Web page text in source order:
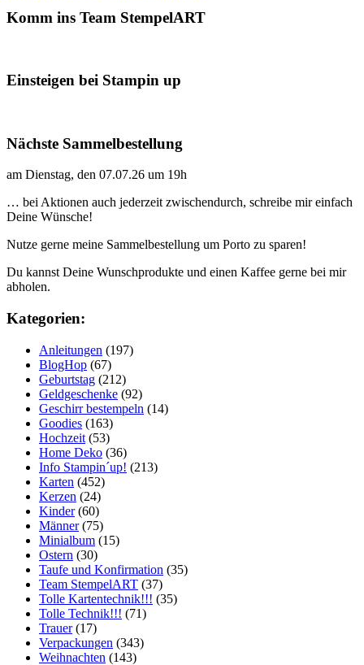
Komm ins Team StempelART
Einsteigen bei Stampin up
Nächste Sammelbestellung
am Dienstag, den 07.07.26 um 19h
… bei Aktionen auch jederzeit zwischendurch, schreibe mir einfach
Deine Wünsche!
Nutze gerne meine Sammelbestellung um Porto zu sparen!
Du kannst Deine Wunschprodukte und einen Kaffee gerne bei mir
abholen.
Kategorien:
Anleitungen (197)
BlogHop (67)
Geburtstag (212)
Geldgeschenke (92)
Geschirr bestempeln (14)
Goodies (163)
Hochzeit (53)
Home Deko (36)
Info Stampin´up! (213)
Karten (452)
Kerzen (24)
Kinder(60)
Männer(75)
Minialbum (15)
Ostern (30)
Taufe und Konfirmation (35)
Team StempelART (37)
Tolle Kartentechnik!!! (35)
Tolle Technik!!! (71)
Trauer(17)
Verpackungen (343)
Weihnachten (143)